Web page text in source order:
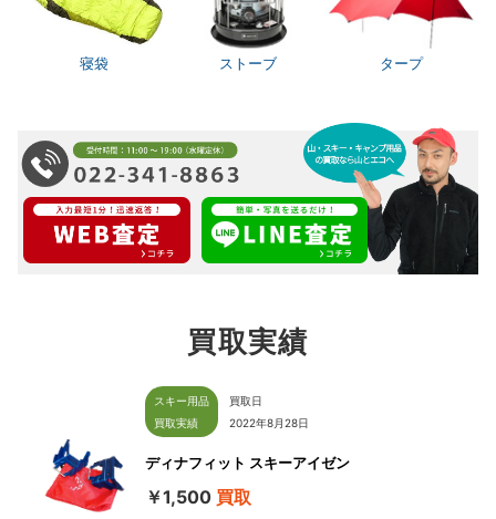
寝袋 ストーブ タープ
買取実績
スキー用品
買取実績
買取日
2022年8月28日
ディナフィット スキーアイゼン
￥1,500 買取